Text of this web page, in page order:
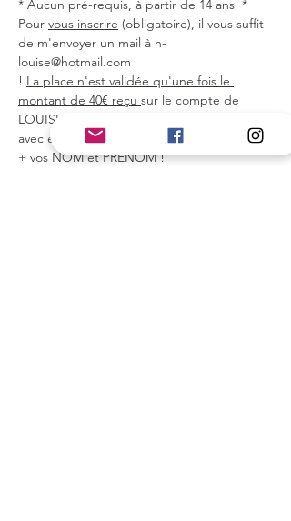
* Aucun pré-requis, à partir de 14 ans  *
Pour vous inscrire (obligatoire), il vous suffit
de m'envoyer un mail à h-
louise@hotmail.com
! La place n'est validée qu'une fois le
montant de 40€ reçu sur le compte de
LOUISE HANQUET : BE58 3770 5737 0079
avec en communication JAKALA BRODERIE
+ vos NOM et PRENOM !